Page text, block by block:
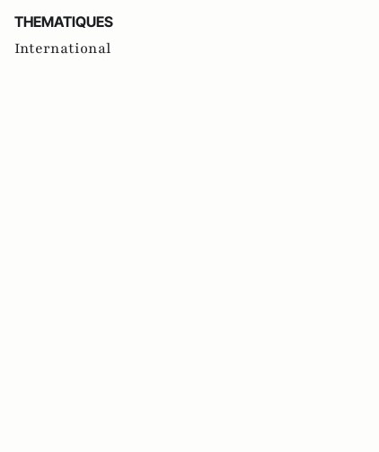
THEMATIQUES
International